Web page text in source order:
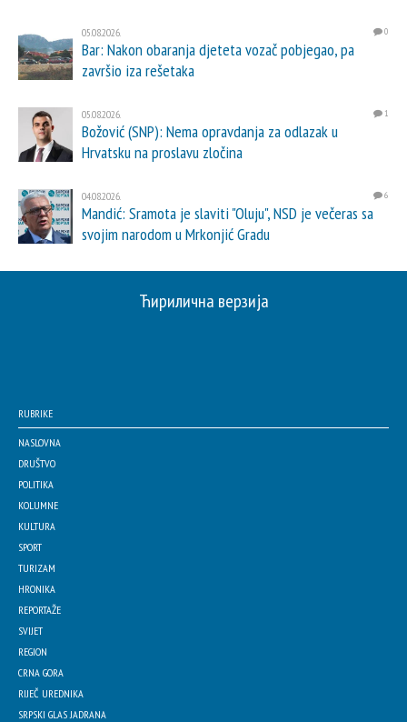
05.08.2026. 0
Bar: Nakon obaranja djeteta vozač pobjegao, pa
završio iza rešetaka
05.08.2026. 1
Božović (SNP): Nema opravdanja za odlazak u
Hrvatsku na proslavu zločina
04.08.2026. 6
Mandić: Sramota je slaviti "Oluju", NSD je večeras sa
svojim narodom u Mrkonjić Gradu
Ћирилична верзија
RUBRIKE
NASLOVNA
DRUŠTVO
POLITIKA
KOLUMNE
KULTURA
SPORT
TURIZAM
HRONIKA
REPORTAŽE
SVIJET
REGION
CRNA GORA
RIJEČ UREDNIKA
SRPSKI GLAS JADRANA